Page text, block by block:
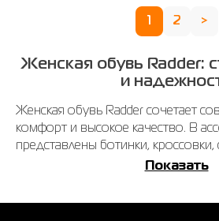
2 >
Женская обувь Radder:
и
Женская обувь Radder сочетает
комфорт и высокое качество. В
представлены ботинки, кроссовки,
и пляжная обувь, подходящая
Показать